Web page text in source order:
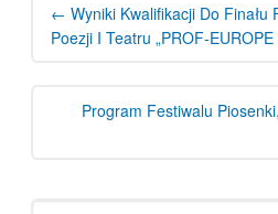
← Wyniki Kwalifikacji Do Finału
Poezji I Teatru „PROF-EUROPE
Program Festiwalu